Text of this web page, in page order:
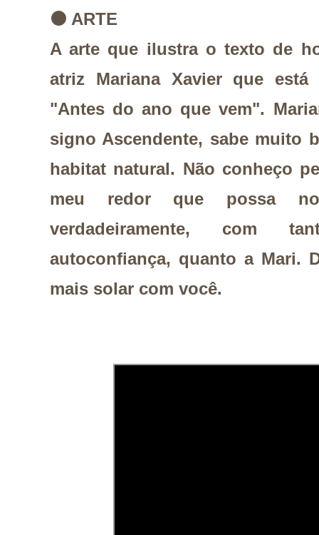
⚫ ARTE
A arte que ilustra o texto de
atriz Mariana Xavier que
"Antes do ano que vem".
signo Ascendente, sabe muito
habitat natural. Não conheço
meu redor que possa
verdadeiramente, com
autoconfiança, quanto a Mari.
mais solar com você.